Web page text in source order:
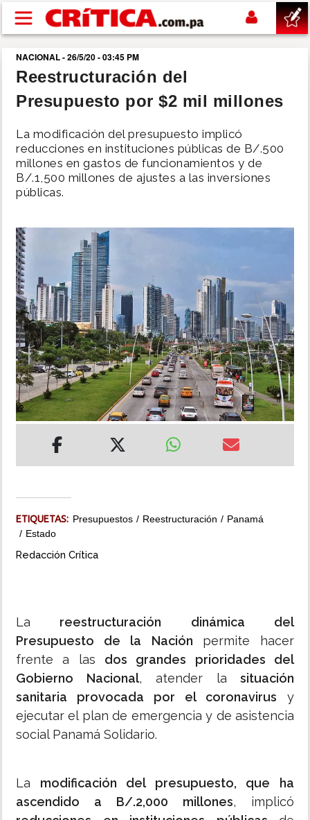
Pasar al contenido principal
buscar
SUCESOS
NACIONAL
POLÍTICA
DEPORTES
MUNDO
INSÓLITAS
MULTIMEDIA
IMPRESO
NACIONAL - 26/5/20 - 03:45 PM
Reestructuración del
Presupuesto por $2 mil millones
La modificación del presupuesto implicó
reducciones en instituciones públicas de B/.500
millones en gastos de funcionamientos y de
B/.1,500 millones de ajustes a las inversiones
públicas.
ETIQUETAS: Presupuestos Reestructuración
Panamá
Estado
Redacción Crítica
La reestructuración dinámica del
Presupuesto de la Nación permite hacer
frente a las dos grandes prioridades del
Gobierno Nacional, atender la situación
sanitaria provocada por el coronavirus y
ejecutar el plan de emergencia y de asistencia
social Panamá Solidario.
La modificación del presupuesto, que ha
ascendido a B/.2,000 millones, implicó